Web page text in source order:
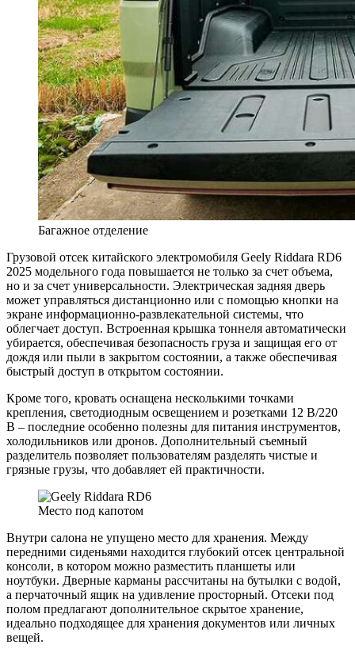
Багажное отделение
Грузовой отсек китайского электромобиля Geely Riddara RD6
2025 модельного года повышается не только за счет объема,
но и за счет универсальности. Электрическая задняя дверь
может управляться дистанционно или с помощью кнопки на
экране информационно-развлекательной системы, что
облегчает доступ. Встроенная крышка тоннеля автоматически
убирается, обеспечивая безопасность груза и защищая его от
дождя или пыли в закрытом состоянии, а также обеспечивая
быстрый доступ в открытом состоянии.
Кроме того, кровать оснащена несколькими точками
крепления, светодиодным освещением и розетками 12 В/220
В – последние особенно полезны для питания инструментов,
холодильников или дронов. Дополнительный съемный
разделитель позволяет пользователям разделять чистые и
грязные грузы, что добавляет ей практичности.
Место под капотом
Внутри салона не упущено место для хранения. Между
передними сиденьями находится глубокий отсек центральной
консоли, в котором можно разместить планшеты или
ноутбуки. Дверные карманы рассчитаны на бутылки с водой,
а перчаточный ящик на удивление просторный. Отсеки под
полом предлагают дополнительное скрытое хранение,
идеально подходящее для хранения документов или личных
вещей.